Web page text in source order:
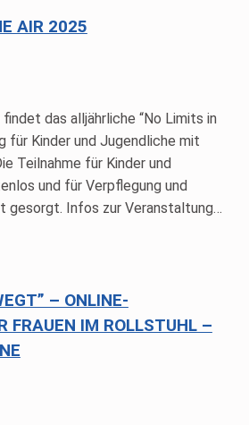
AIR 2025
das alljährliche “No Limits in
für Kinder und Jugendliche mit
Teilnahme für Kinder und
und für Verpflegung und
gesorgt. Infos zur Veranstaltung…
– ONLINE-
FRAUEN IM ROLLSTUHL –